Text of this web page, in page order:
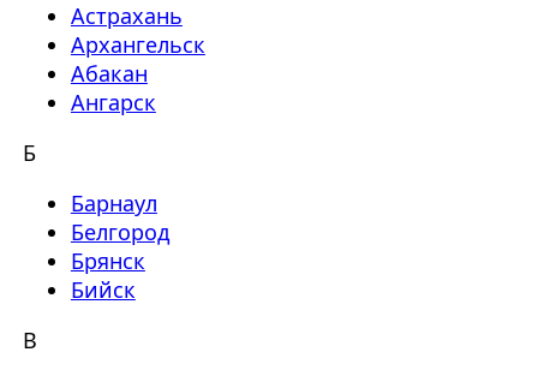
Астрахань
Архангельск
Абакан
Ангарск
Б
Барнаул
Белгород
Брянск
Бийск
В